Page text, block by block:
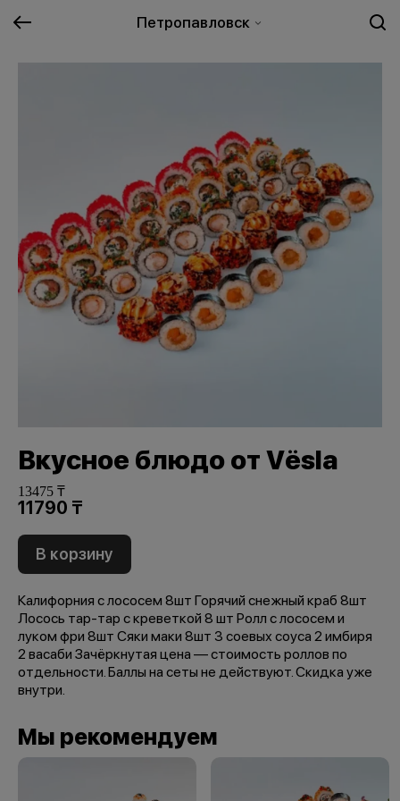
Петропавловск
Вкусное блюдо от Vёsla
13475 ₸
11790 ₸
В корзину
Калифорния с лососем 8шт Горячий снежный краб 8шт
Лосось тар-тар с креветкой 8 шт Ролл с лососем и
луком фри 8шт Сяки маки 8шт 3 соевых соуса 2 имбиря
2 васаби Зачёркнутая цена — стоимость роллов по
отдельности. Баллы на сеты не действуют. Скидка уже
внутри.
Мы рекомендуем